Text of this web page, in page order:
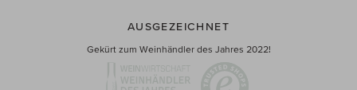
AUSGEZEICHNET
Gekürt zum Weinhändler des Jahres 2022!